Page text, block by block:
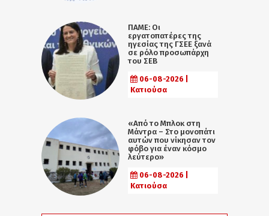
ΠΑΜΕ: Οι
εργατοπατέρες της
ηγεσίας της ΓΣΕΕ ξανά
σε ρόλο προσωπάρχη
του ΣΕΒ
06-08-2026 |
Κατιούσα
«Από το Μπλοκ στη
Μάντρα – Στο μονοπάτι
αυτών που νίκησαν τον
φόβο για έναν κόσμο
λεύτερο»
06-08-2026 |
Κατιούσα